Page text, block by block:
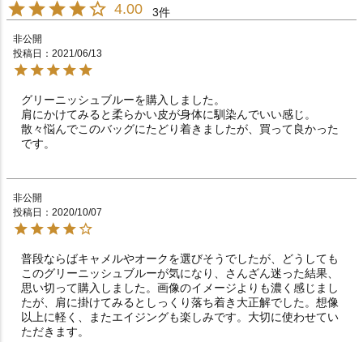
4.00 3
非公開
投稿日
2021/06/13
グリーニッシュブルーを購入しました。
肩にかけてみると柔らかい皮が身体に馴染んでいい感じ。
散々悩んでこのバッグにたどり着きましたが、買って良かった
です。
非公開
投稿日
2020/10/07
普段ならばキャメルやオークを選びそうでしたが、どうしても
このグリーニッシュブルーが気になり、さんざん迷った結果、
思い切って購入しました。画像のイメージよりも濃く感じまし
たが、肩に掛けてみるとしっくり落ち着き大正解でした。想像
以上に軽く、またエイジングも楽しみです。大切に使わせてい
ただきます。